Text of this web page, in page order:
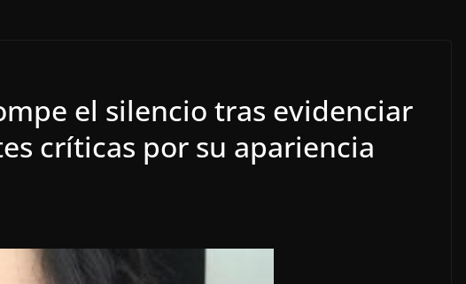
el silencio tras evidenciar
críticas por su apariencia